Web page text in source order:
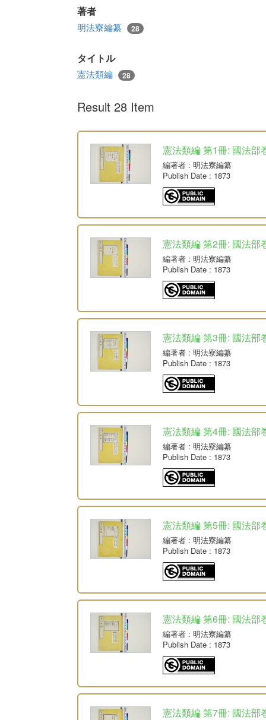
著者
明法寮編纂 28
タイトル
憲法類編 28
Result 28 Item
憲法類編 第1冊: 國法部
編著者 : 明法寮編纂
Publish Date : 1873
憲法類編 第2冊: 國法部
編著者 : 明法寮編纂
Publish Date : 1873
憲法類編 第3冊: 國法部
編著者 : 明法寮編纂
Publish Date : 1873
憲法類編 第4冊: 國法部
編著者 : 明法寮編纂
Publish Date : 1873
憲法類編 第5冊: 國法部
編著者 : 明法寮編纂
Publish Date : 1873
憲法類編 第6冊: 國法部
編著者 : 明法寮編纂
Publish Date : 1873
憲法類編 第7冊: 國法部